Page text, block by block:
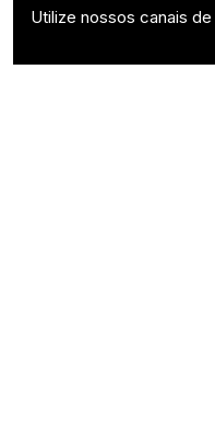
Utilize nossos canais